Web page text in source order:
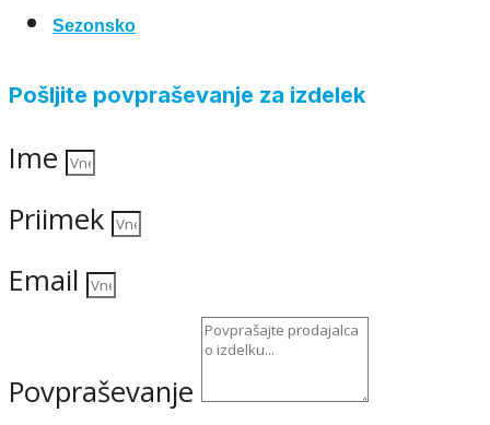
Sezonsko
Pošljite povpraševanje za izdelek
Ime
Priimek
Email
Povpraševanje